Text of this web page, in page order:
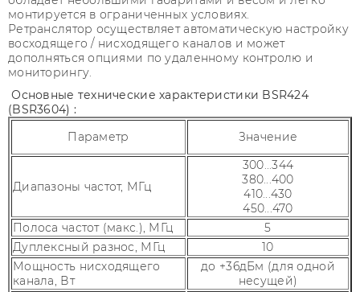
монтируется в ограниченных условиях.
Ретранслятор осуществляет автоматическую настройку
восходящего / нисходящего каналов и может
дополняться опциями по удаленному контролю и
мониторингу.
Параметр Значение
Основные технические характеристики BSR424
(BSR3604) :
Диапазоны частот, МГц
300...344
380...400
410...430
450...470
Полоса частот (макс.), МГц
5
Дуплексный разнос, МГц
10
Мощность нисходящего
канала, Вт
до +36дБм (для одной
несущей)